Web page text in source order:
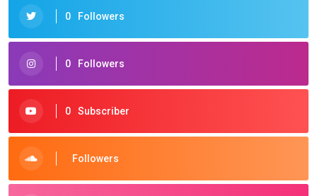
0 Followers
0 Followers
0 Subscriber
Followers